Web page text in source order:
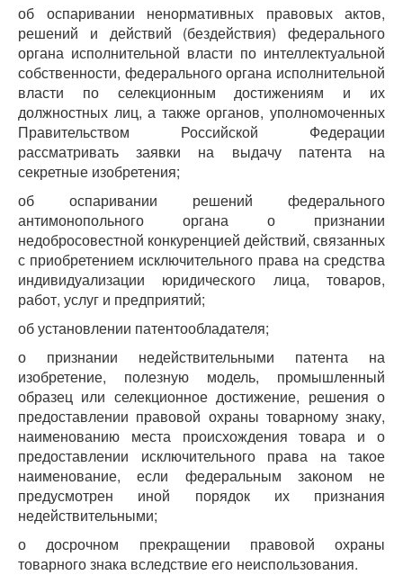
об оспаривании ненормативных правовых актов,
решений и действий (бездействия) федерального
органа исполнительной власти по интеллектуальной
собственности, федерального органа исполнительной
власти по селекционным достижениям и их
должностных лиц, а также органов, уполномоченных
Правительством Российской Федерации
рассматривать заявки на выдачу патента на
секретные изобретения;
об оспаривании решений федерального
антимонопольного органа о признании
недобросовестной конкуренцией действий, связанных
с приобретением исключительного права на средства
индивидуализации юридического лица, товаров,
работ, услуг и предприятий;
об установлении патентообладателя;
о признании недействительными патента на
изобретение, полезную модель, промышленный
образец или селекционное достижение, решения о
предоставлении правовой охраны товарному знаку,
наименованию места происхождения товара и о
предоставлении исключительного права на такое
наименование, если федеральным законом не
предусмотрен иной порядок их признания
недействительными;
о досрочном прекращении правовой охраны
товарного знака вследствие его неиспользования.